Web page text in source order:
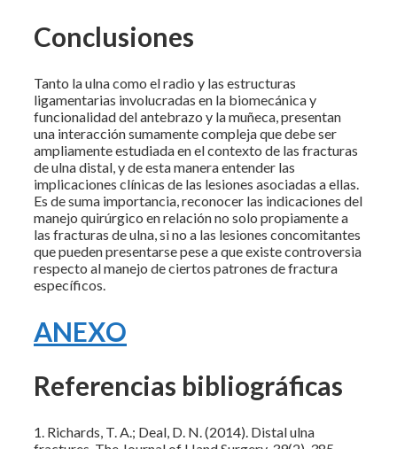
Conclusiones
Tanto la ulna como el radio y las estructuras
ligamentarias involucradas en la biomecánica y
funcionalidad del antebrazo y la muñeca, presentan
una interacción sumamente compleja que debe ser
ampliamente estudiada en el contexto de las fracturas
de ulna distal, y de esta manera entender las
implicaciones clínicas de las lesiones asociadas a ellas.
Es de suma importancia, reconocer las indicaciones del
manejo quirúrgico en relación no solo propiamente a
las fracturas de ulna, si no a las lesiones concomitantes
que pueden presentarse pese a que existe controversia
respecto al manejo de ciertos patrones de fractura
específicos.
ANEXO
Referencias bibliográficas
1. Richards, T. A.; Deal, D. N. (2014). Distal ulna